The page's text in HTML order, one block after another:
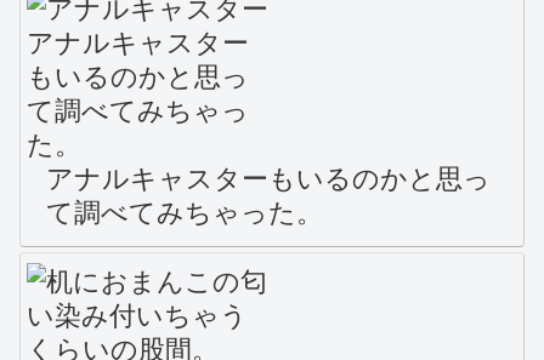
アナルキャスターもいるのかと思っ
て調べてみちゃった。